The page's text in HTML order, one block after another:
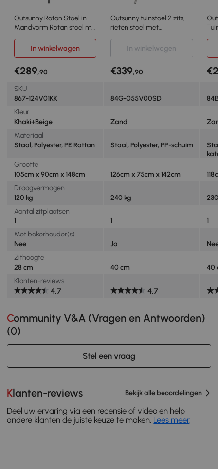
Outsunny Rotan Stoel in
Mandvorm Rotan stoel met
Outsunny tuinstoel 2 zits,
rieten stoel met
kussens, staal
In winkelwagen In winkelwagen
€289,90 €339,90
SKU
867-124V01KK
84G-055V00SD
Kleur
Khaki+Beige
Zand
Materiaal
Staal, Polyester, PE Rattan
Staal, Polyester, PP-schuim
Grootte
105cm x 90cm x 148cm
126cm x 75cm x 142cm
Draagvermogen
120 kg
240 kg
Aantal zitplaatsen
1
1
1
Met bekerhouder(s)
Nee
Ja
Zithoogte
28 cm
40 cm
40
Klanten-reviews
4.7 4.7
Community V&A (Vragen en Antwoorden)
(0)
Stel een vraag
Klanten-reviews Bekijk alle beoordelingen
Deel uw ervaring via een recensie of video en help
andere klanten de juiste keuze te maken. Lees meer.